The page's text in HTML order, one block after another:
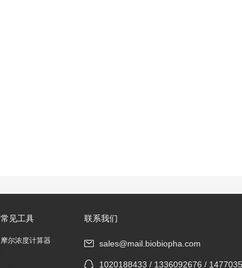
常见工具
摩尔浓度计算器
联系我们
sales@mail.biobiopha.com
1020188433 / 1336092676 /